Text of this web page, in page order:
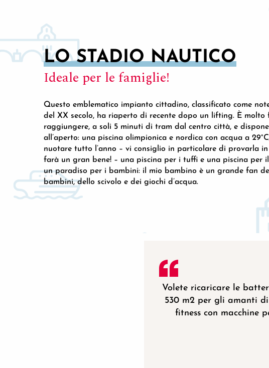
LO STADIO NAUTICO
Ideale per le famiglie!
Questo emblematico impianto cittadino, classificato come
del XX secolo, ha riaperto di recente dopo un lifting. È molto
raggiungere, a soli 5 minuti di tram dal centro città, e
all’aperto: una piscina olimpionica e nordica con acqua a
nuotare tutto l’anno – vi consiglio in particolare di provarla
farà un gran bene! – una piscina per i tuffi e una piscina per
un paradiso per i bambini: il mio bambino è un grande fan
bambini, dello scivolo e dei giochi d’acqua.
Volete ricaricare le
530 m2 per gli amanti
fitness con macchine